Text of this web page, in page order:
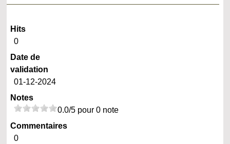
Hits
0
Date de
validation
01-12-2024
Notes
0.0/5 pour 0 note
Commentaires
0